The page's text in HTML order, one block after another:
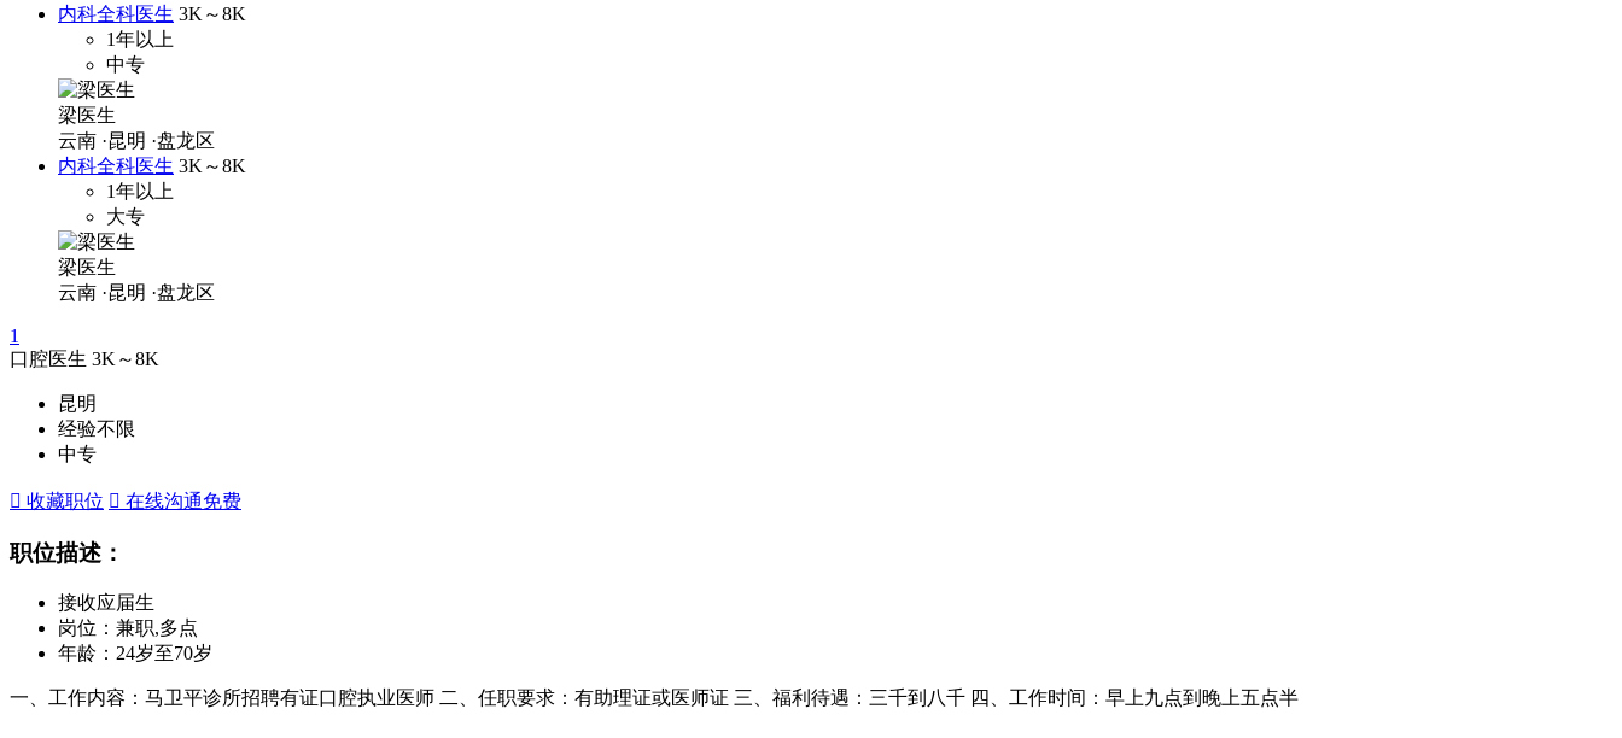
内科全科医生 3K～8K
1年以上
中专
梁医生
云南 ·昆明 ·盘龙区
内科全科医生 3K～8K
1年以上
大专
梁医生
云南 ·昆明 ·盘龙区
1
口腔医生 3K～8K
昆明
经验不限
中专
 收藏职位  在线沟通免费
职位描述：
接收应届生
岗位：兼职,多点
年龄：24岁至70岁
一、工作内容：马卫平诊所招聘有证口腔执业医师 二、任职要求：有助理证或医师证 三、福利待遇：三千到八千 四、工作时间：早上九点到晚上五点半